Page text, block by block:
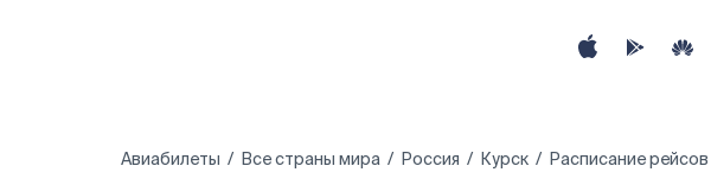
Авиабилеты Все страны мира Россия Курск Расписание